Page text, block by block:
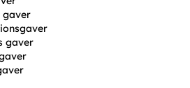
gaver
gaver